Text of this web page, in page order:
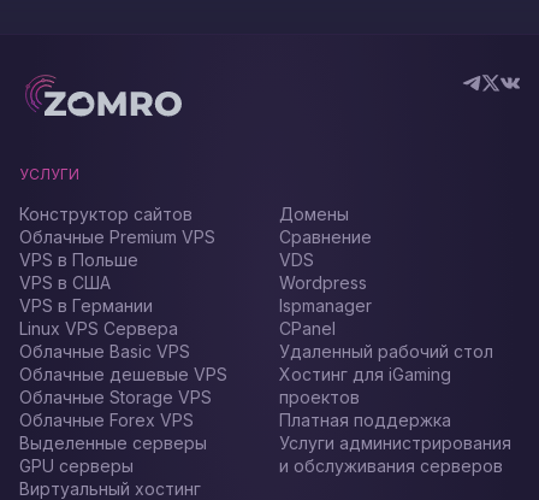
УСЛУГИ
Конструктор сайтов
Облачные Premium VPS
VPS в Польше
VPS в США
VPS в Германии
Linux VPS Сервера
Облачные Basic VPS
Облачные дешевые VPS
Облачные Storage VPS
Облачные Forex VPS
Выделенные серверы
GPU серверы
Виртуальный хостинг
Домены
Сравнение
VDS
Wordpress
Ispmanager
CPanel
Удаленный рабочий стол
Хостинг для iGaming
проектов
Платная поддержка
Услуги администрирования
и обслуживания серверов